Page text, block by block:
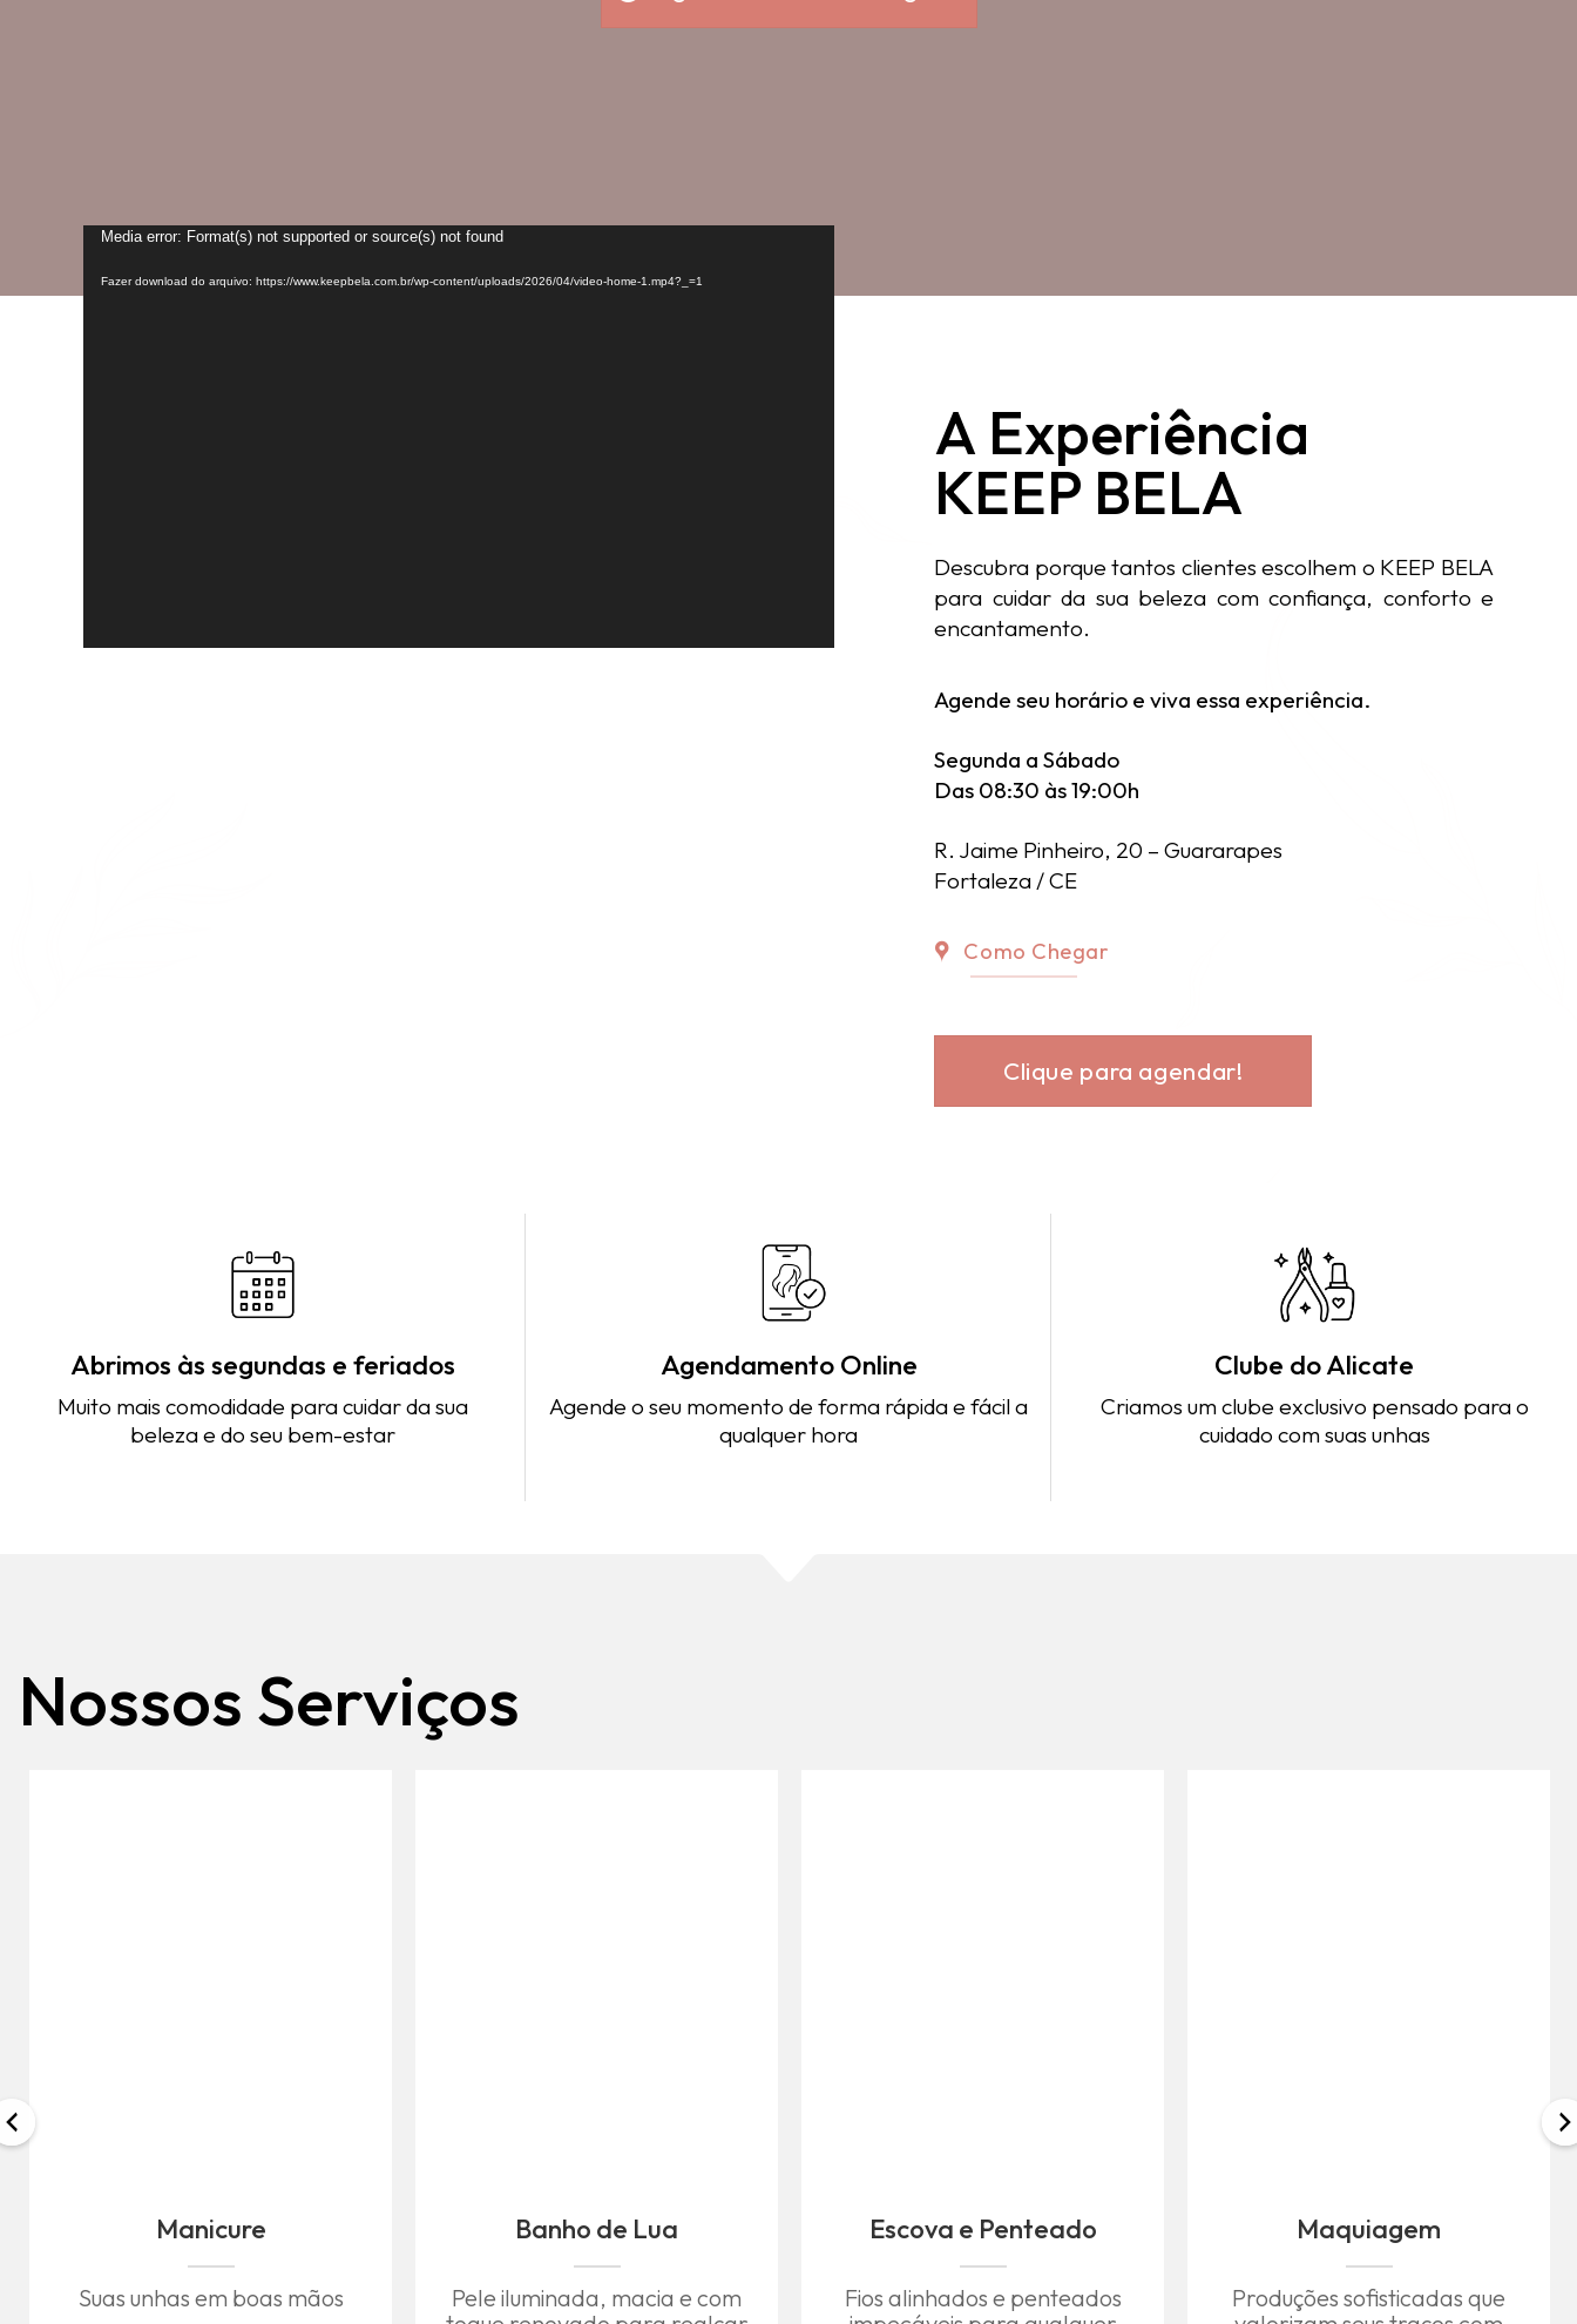
Tocador
vídeo
Media error: Format(s) not supported or source(s) not found
Fazer download do arquivo: https://www.keepbela.com.br/wp-content/uploads/2026/04/video-home-1.mp4?_=1
A Experiência
KEEP BELA
Descubra porque tantos clientes escolhem o KEEP BELA
para cuidar da sua beleza com confiança, conforto e
encantamento.
Agende seu horário e viva essa experiência.
Segunda a Sábado
Das 08:30 às 19:00h
R. Jaime Pinheiro, 20 – Guararapes
Fortaleza / CE
Como Chegar
Clique para agendar!
Abrimos às segundas e feriados
Muito mais comodidade para cuidar da sua
beleza e do seu bem-estar
Agendamento Online
Agende o seu momento de forma rápida e fácil a
qualquer hora
Clube do Alicate
Criamos um clube exclusivo pensado para o
cuidado com suas unhas
Nossos Serviços
Manicure
Suas unhas em boas mãos
Banho de Lua
Pele iluminada, macia e com
Escova e Penteado
Fios alinhados e penteados
Maquiagem
Produções sofisticadas que